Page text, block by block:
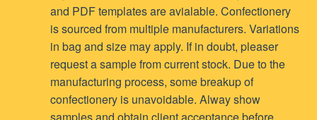
and PDF templates are avialable. Confectionery
is sourced from multiple manufacturers. Variations
in bag and size may apply. If in doubt, pleaser
request a sample from current stock. Due to the
manufacturing process, some breakup of
confectionery is unavoidable. Alway show